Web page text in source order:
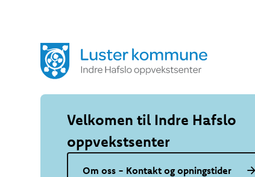
Indre Hafslo oppvekstsenter
Velkomen til Indre Hafslo
oppvekstsenter
Om oss - Kontakt og opningstider